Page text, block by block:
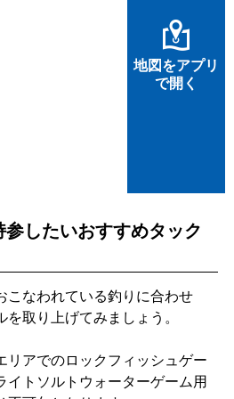
地図をアプリ
で開く
したいおすすめタック
こなわれている釣りに合わせ
取り上げてみましょう。
リアでのロックフィッシュゲー
イトソルトウォーターゲーム用